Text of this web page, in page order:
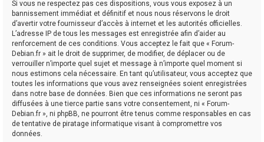
Si vous ne respectez pas ces dispositions, vous vous exposez à un
bannissement immédiat et définitif et nous nous réservons le droit
d’avertir votre fournisseur d’accès à internet et les autorités officielles.
L’adresse IP de tous les messages est enregistrée afin d’aider au
renforcement de ces conditions. Vous acceptez le fait que « Forum-
Debian.fr » ait le droit de supprimer, de modifier, de déplacer ou de
verrouiller n’importe quel sujet et message à n’importe quel moment si
nous estimons cela nécessaire. En tant qu’utilisateur, vous acceptez que
toutes les informations que vous avez renseignées soient enregistrées
dans notre base de données. Bien que ces informations ne seront pas
diffusées à une tierce partie sans votre consentement, ni « Forum-
Debian.fr », ni phpBB, ne pourront être tenus comme responsables en cas
de tentative de piratage informatique visant à compromettre vos
données.